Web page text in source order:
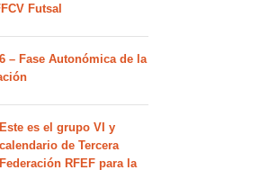
Futsal
– Fase Autonómica de la
Este es el grupo VI y
calendario de Tercera
Federación RFEF para la